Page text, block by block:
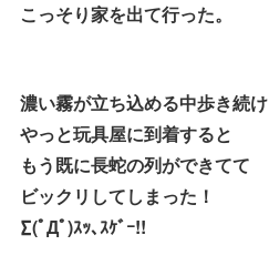
こっそり家を出て行った。
濃い霧が立ち込める中歩き続け
やっと玩具屋に到着すると
もう既に長蛇の列ができてて
ビックリしてしまった！
∑(ﾟДﾟ)ｽｯ､ｽｹﾞｰ!!